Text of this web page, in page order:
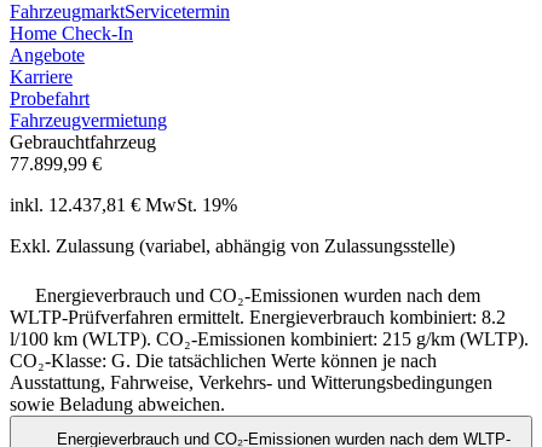
FahrzeugmarktServicetermin
Home Check-In
Angebote
Karriere
Probefahrt
Fahrzeugvermietung
Gebrauchtfahrzeug
77.899,99 €
inkl. 12.437,81 € MwSt. 19%
Exkl. Zulassung (variabel, abhängig von Zulassungsstelle)
Energieverbrauch und CO₂-Emissionen wurden nach dem
WLTP-Prüfverfahren ermittelt. Energieverbrauch kombiniert: 8.2
l/100 km (WLTP). CO₂-Emissionen kombiniert: 215 g/km (WLTP).
CO₂-Klasse: G. Die tatsächlichen Werte können je nach
Ausstattung, Fahrweise, Verkehrs- und Witterungsbedingungen
sowie Beladung abweichen.
Energieverbrauch und CO₂-Emissionen wurden nach dem WLTP-